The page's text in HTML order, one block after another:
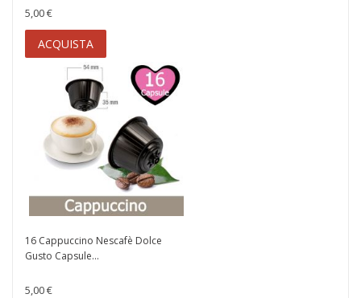
5,00 €
ACQUISTA
16 Cappuccino Nescafè Dolce
Gusto Capsule...
5,00 €